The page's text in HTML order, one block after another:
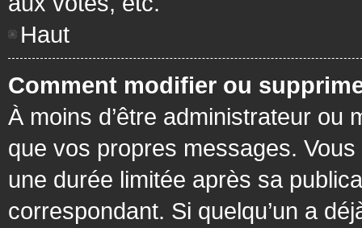
Haut
Comment modifier ou
À moins d’être administrateur ou
que vos propres messages.
une durée limitée après sa
correspondant. Si quelqu’un a